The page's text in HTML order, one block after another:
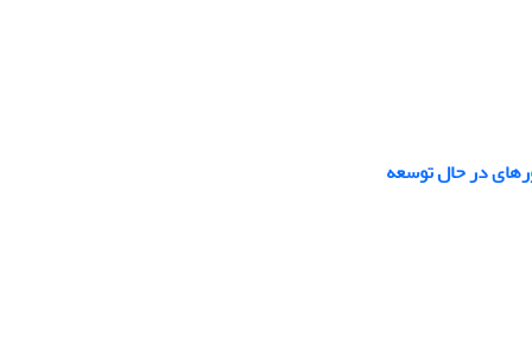
در حال توسعه